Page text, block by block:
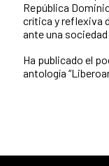
República
crítica y reflexiva
ante una
Ha publicado el
antología